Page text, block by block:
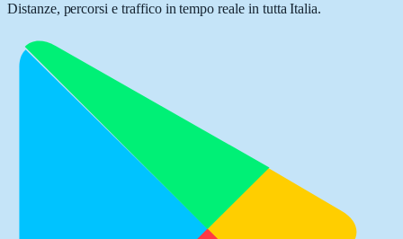
Distanze, percorsi e traffico in tempo reale in tutta Italia.